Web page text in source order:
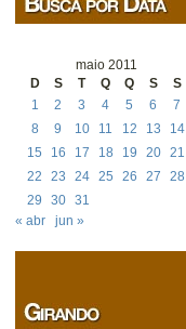
maio 2011
D
S T Q Q S
S
1
2 3 4 5 6
7
8
9 10 11 12 13
14
15
16 17 18 19 20 21
22
23 24 25 26 27
28
29
30 31
« abr
jun »